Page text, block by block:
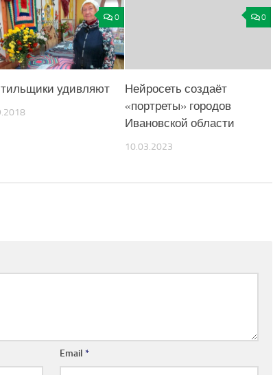
0
удивляют
0
Нейросеть создаёт
«портреты» городов
Ивановской области
10.03.2023
Email*